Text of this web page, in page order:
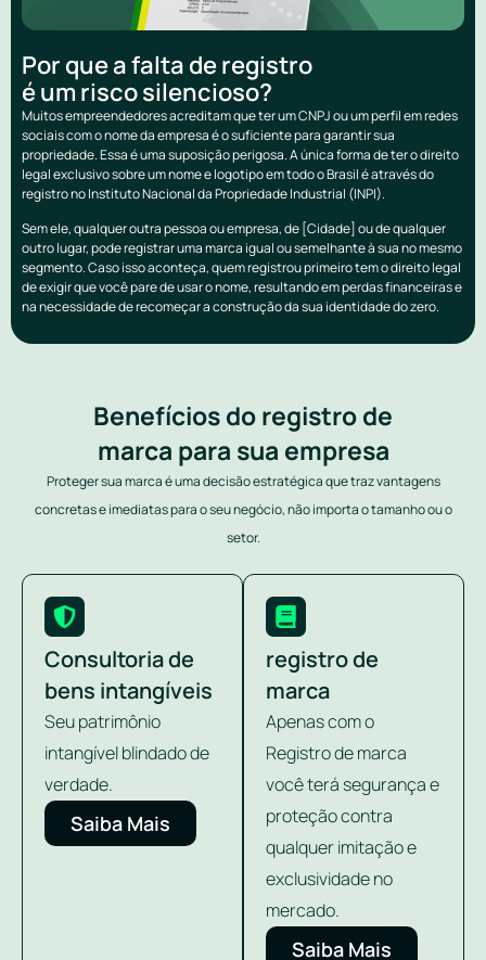
Por que a falta de registro
é um risco silencioso?
Muitos empreendedores acreditam que ter um CNPJ ou um perfil em redes
sociais com o nome da empresa é o suficiente para garantir sua
propriedade. Essa é uma suposição perigosa. A única forma de ter o direito
legal exclusivo sobre um nome e logotipo em todo o Brasil é através do
registro no Instituto Nacional da Propriedade Industrial (INPI).
Sem ele, qualquer outra pessoa ou empresa, de [Cidade] ou de qualquer
outro lugar, pode registrar uma marca igual ou semelhante à sua no mesmo
segmento. Caso isso aconteça, quem registrou primeiro tem o direito legal
de exigir que você pare de usar o nome, resultando em perdas financeiras e
na necessidade de recomeçar a construção da sua identidade do zero.
Benefícios do registro de
marca para sua empresa
Proteger sua marca é uma decisão estratégica que traz vantagens
concretas e imediatas para o seu negócio, não importa o tamanho ou o
setor.
Consultoria de
bens intangíveis
Seu patrimônio
intangível blindado de
verdade.
Saiba Mais
registro de
marca
Apenas com o
Registro de marca
você terá segurança e
proteção contra
qualquer imitação e
exclusividade no
mercado.
Saiba Mais